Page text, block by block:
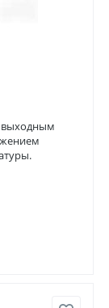
выходным